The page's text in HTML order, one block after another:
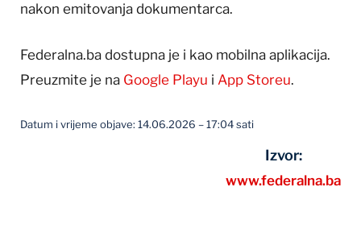
nakon emitovanja dokumentarca.
Federalna.ba dostupna je i kao mobilna aplikacija.
Preuzmite je na Google Playu i App Storeu.
Datum i vrijeme objave: 14.06.2026 – 17:04 sati
Izvor:
www.federalna.ba